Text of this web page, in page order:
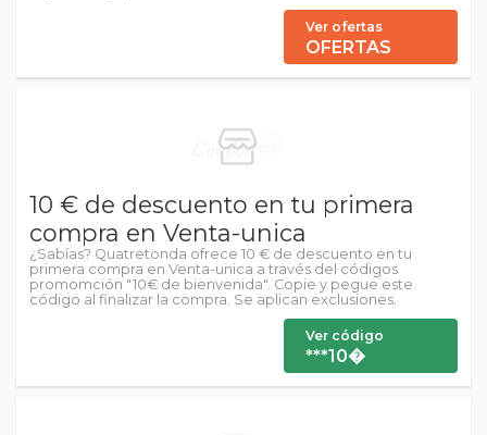
Ver ofertas
OFERTAS
10 € de descuento en tu primera
compra en Venta-unica
¿Sabías? Quatretonda ofrece 10 € de descuento en tu
primera compra en Venta-unica a través del códigos
promomción "10€ de bienvenida". Copie y pegue este
código al finalizar la compra. Se aplican exclusiones.
Ver código
***10�